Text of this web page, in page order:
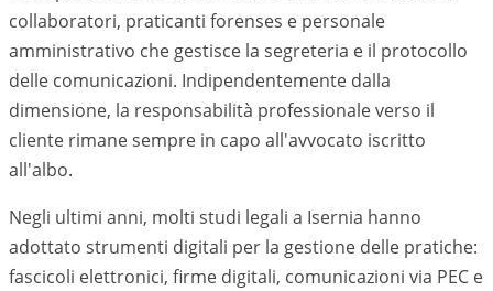
collaboratori, praticanti forenses e personale
amministrativo che gestisce la segreteria e il protocollo
delle comunicazioni. Indipendentemente dalla
dimensione, la responsabilità professionale verso il
cliente rimane sempre in capo all'avvocato iscritto
all'albo.
Negli ultimi anni, molti studi legali a Isernia hanno
adottato strumenti digitali per la gestione delle pratiche:
fascicoli elettronici, firme digitali, comunicazioni via PEC e